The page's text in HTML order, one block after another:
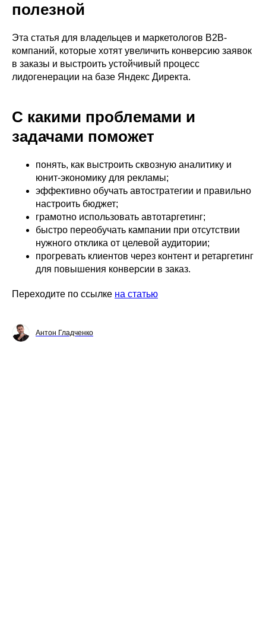
полезной
Эта статья для владельцев и маркетологов B2B-
компаний, которые хотят увеличить конверсию заявок
в заказы и выстроить устойчивый процесс
лидогенерации на базе Яндекс Директа.
С какими проблемами и
задачами поможет
понять, как выстроить сквозную аналитику и
юнит-экономику для рекламы;
эффективно обучать автостратегии и правильно
настроить бюджет;
грамотно использовать автотаргетинг;
быстро переобучать кампании при отсутствии
нужного отклика от целевой аудитории;
прогревать клиентов через контент и ретаргетинг
для повышения конверсии в заказ.
Переходите по ссылке на статью
Антон Гладченко